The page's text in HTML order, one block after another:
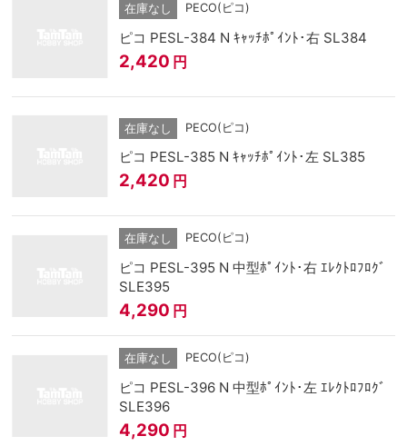
在庫なし PECO(ピコ)
ピコ PESL-384 N ｷｬｯﾁﾎﾟｲﾝﾄ･右 SL384
2,420 円
在庫なし PECO(ピコ)
ピコ PESL-385 N ｷｬｯﾁﾎﾟｲﾝﾄ･左 SL385
2,420 円
在庫なし PECO(ピコ)
ピコ PESL-395 N 中型ﾎﾟｲﾝﾄ･右 ｴﾚｸﾄﾛﾌﾛｸﾞ
SLE395
4,290 円
在庫なし PECO(ピコ)
ピコ PESL-396 N 中型ﾎﾟｲﾝﾄ･左 ｴﾚｸﾄﾛﾌﾛｸﾞ
SLE396
4,290 円